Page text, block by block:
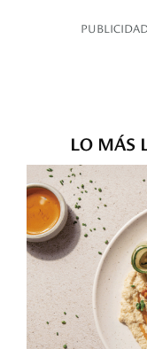
LO MÁS